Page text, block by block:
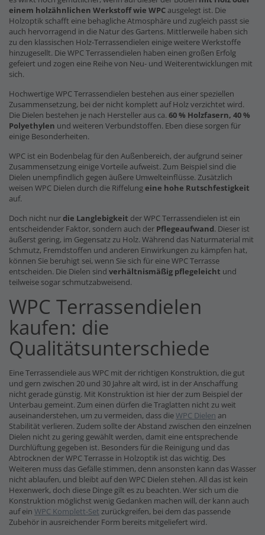
einem holzähnlichen Werkstoff wie WPCausgelegt ist. Die
Holzoptik schafft eine behagliche Atmosphäre und zugleich passt sie
auch hervorragend in die Natur des Gartens. Mittlerweile haben sich
zu den klassischen Holz-Terrassendielen einige weitere Werkstoffe
hinzugesellt. Die WPC Terrassendielen haben einen großen Erfolg
gefeiert und zogen eine Reihe von Neu- und Weiterentwicklungen mit
sich.
Hochwertige WPC Terrassendielen bestehen aus einer speziellen
Zusammensetzung, bei der nicht komplett auf Holz verzichtet wird.
Die Dielen bestehen je nach Hersteller aus ca. 60 % Holzfasern, 40 %
Polyethylen und weiteren Verbundstoffen. Eben diese sorgen für
einige Besonderheiten.
WPC ist ein Bodenbelag für den Außenbereich, der aufgrund seiner
Zusammensetzung einige Vorteile aufweist. Zum Beispiel sind die
Dielen unempfindlich gegen äußere Umwelteinflüsse. Zusätzlich
weisen WPC Dielen durch die Riffelungeine hohe Rutschfestigkeit
auf.
Doch nicht nurdie Langlebigkeit der WPC Terrassendielen ist ein
entscheidender Faktor, sondern auch der Pflegeaufwand. Dieser ist
äußerst gering, im Gegensatz zu Holz. Während das Naturmaterial mit
Schmutz, Fremdstoffen und anderen Einwirkungen zu kämpfen hat,
können Sie beruhigt sei, wenn Sie sich für eine WPC Terrasse
entscheiden. Die Dielen sind verhältnismäßig pflegeleicht und
teilweise sogar schmutzabweisend.
WPC Terrassendielen
kaufen: die
Qualitätsunterschiede
Eine Terrassendiele aus WPC mit der richtigen Konstruktion, die gut
und gern zwischen 20 und 30 Jahre alt wird, ist in der Anschaffung
nicht gerade günstig. Mit Konstruktion ist hier der zum Beispiel der
Unterbau gemeint. Zum einen dürfen die Traglatten nicht zu weit
auseinanderstehen, um zu vermeiden, dass dieWPC Dielen an
Stabilität verlieren. Zudem sollte der Abstand zwischen den einzelnen
Dielen nicht zu gering gewählt werden, damit eine entsprechende
Durchlüftung gegeben ist. Besonders für die Reinigung und das
Abtrocknen der WPC Terrasse in Holzoptik ist das wichtig. Des
Weiteren muss das Gefälle stimmen, denn ansonsten kann das Wasser
nicht ablaufen, und bleibt auf den WPC Dielen stehen. All das ist kein
Hexenwerk, doch diese Dinge gilt es zu beachten. Wer sich um die
Konstruktion möglichst wenig Gedanken machen will, der kann auch
auf ein WPC Komplett-Set zurückgreifen, bei dem das passende
Zubehör in ausreichender Form bereits mitgeliefert wird.